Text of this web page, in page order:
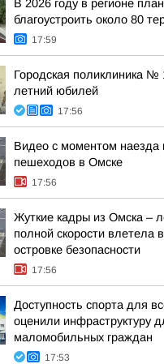
В 2026 году в регионе
благоустроить около 80
17:59
Городская поликлиника №
летний юбилей
17:56
Видео с моментом наезда
пешеходов в Омске
17:56
Жуткие кадры из Омска –
полной скорости влетела
островке безопасности
17:56
Доступность спорта для
оценили инфраструктуру
маломобильных граждан
17:53